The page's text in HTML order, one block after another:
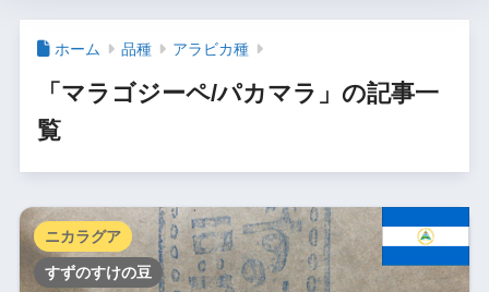
ホーム 品種 アラビカ種
「マラゴジーペ/パカマラ」の記事一
覧
ニカラグア
すずのすけの豆